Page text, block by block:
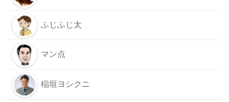
ふじふじ太
マン点
稲垣ヨシクニ